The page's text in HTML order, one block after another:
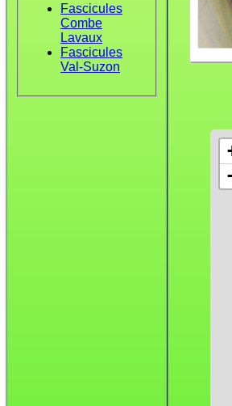
Fascicules
Combe
Lavaux
Fascicules
Val-Suzon